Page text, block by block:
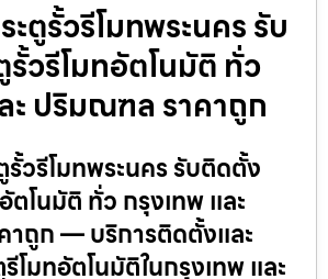
ตูรั้วรีโมทพระนคร รับ
วรีโมทอัตโนมัติ ทั่ว
ะ ปริมณฑล ราคาถูก
วรีโมทพระนคร รับติดตั้ง
ตโนมัติ ทั่ว กรุงเทพ และ
ถูก — บริการติดตั้งและ
โมทอัตโนมัติในกรุงเทพ และ